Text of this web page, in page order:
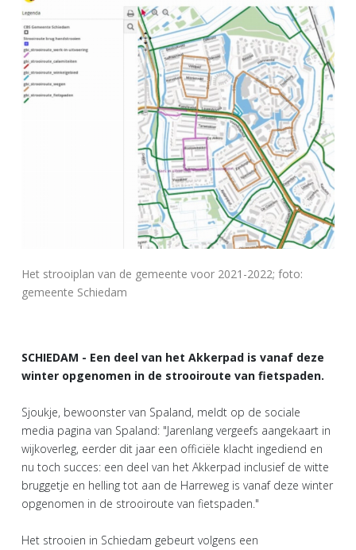
Het strooiplan van de gemeente voor 2021-2022; foto:
gemeente Schiedam
SCHIEDAM - Een deel van het Akkerpad is vanaf deze
winter opgenomen in de strooiroute van fietspaden.
Sjoukje, bewoonster van Spaland, meldt op de sociale
media pagina van Spaland: "Jarenlang vergeefs aangekaart in
wijkoverleg, eerder dit jaar een officiële klacht ingediend en
nu toch succes: een deel van het Akkerpad inclusief de witte
bruggetje en helling tot aan de Harreweg is vanaf deze winter
opgenomen in de strooiroute van fietspaden."
Het strooien in Schiedam gebeurt volgens een